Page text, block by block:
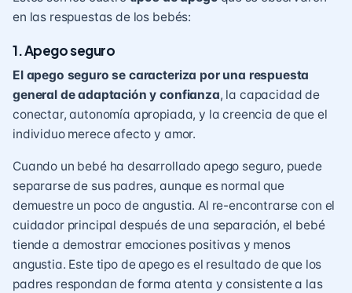
en las respuestas de los bebés:
1.Apego seguro
El apego seguro se caracteriza por una respuesta
general de adaptación y confianza, la capacidad de
conectar, autonomía apropiada, y la creencia de que el
individuo merece afecto y amor.
Cuando un bebé ha desarrollado apego seguro, puede
separarse de sus padres, aunque es normal que
demuestre un poco de angustia. Al re-encontrarse con el
cuidador principal después de una separación, el bebé
tiende a demostrar emociones positivas y menos
angustia. Este tipo de apego es el resultado de que los
padres respondan de forma atenta y consistente a las